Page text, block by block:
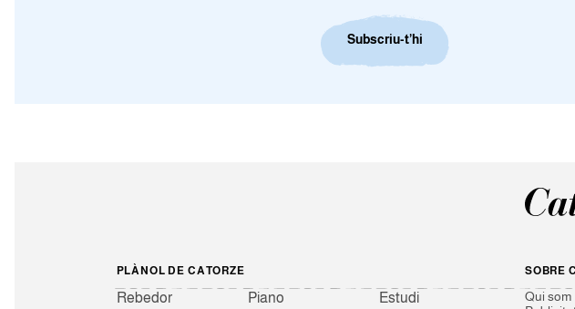
Subscriu-t’hi
PLÀNOL DE CATORZE
Rebedor Piano Estudi
SOBRE
Qui som